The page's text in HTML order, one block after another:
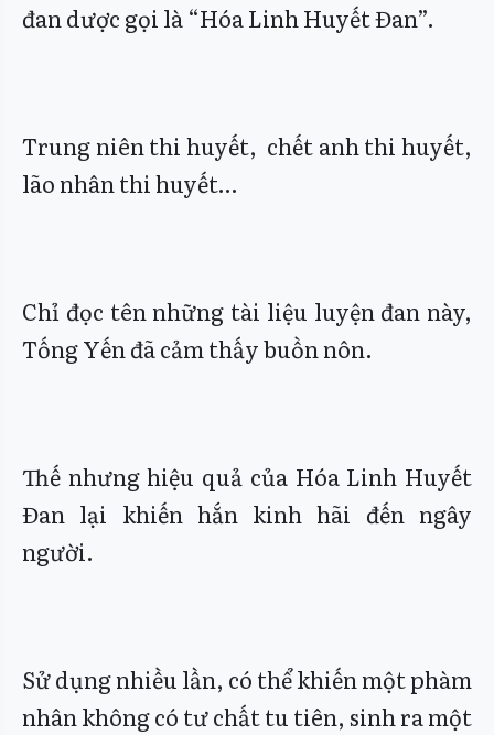
đan dược gọi là “Hóa Linh Huyết Đan”.
Trung niên thi huyết, chết anh thi huyết,
lão nhân thi huyết…
Chỉ đọc tên những tài liệu luyện đan này,
Tống Yến đã cảm thấy buồn nôn.
Thế nhưng hiệu quả của Hóa Linh Huyết
Đan lại khiến hắn kinh hãi đến ngây
người.
Sử dụng nhiều lần, có thể khiến một phàm
nhân không có tư chất tu tiên, sinh ra một